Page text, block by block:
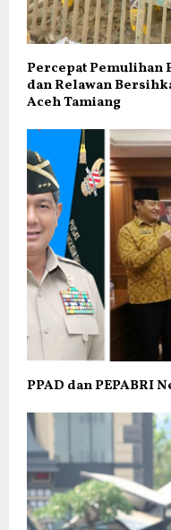
Percepat Pemulihan
dan Relawan
Aceh Tamiang
PPAD dan PEPABRI